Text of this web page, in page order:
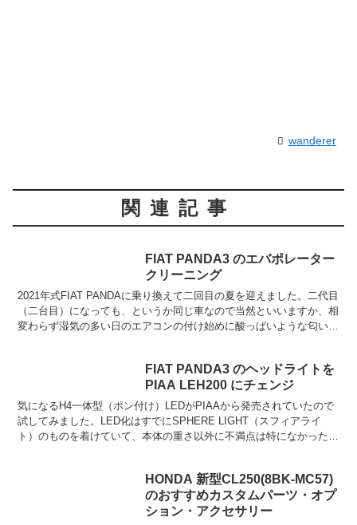
wanderer
関連記事
FIAT PANDA3 のエバポレーター
クリーニング
2021年式FIAT PANDAに乗り換えて二回目の夏を迎えました。二代目
（二台目）になっても、というか同じ車なので当然といいますか、相
変わらず湿気の多い日のエアコンの付け始めに酸っぱいような匂いが
FIAT PANDA3 のヘッドライトを
PIAA LEH200 にチェンジ
気になるH4一体型（ポン付け）LEDがPIAAから発売されていたので
試してみました。LED化はすでにSPHERE LIGHT（スフィアライ
ト）のものを着けていて、本体の重さ以外に不満点は特になかったの
HONDA 新型CL250(8BK-MC57)
のおすすめカスタムパーツ・オプ
ション・アクセサリー